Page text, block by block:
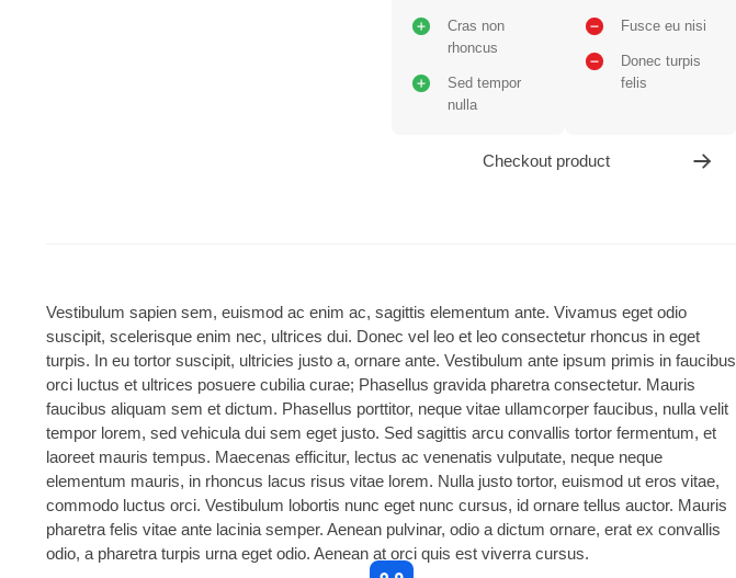
Cras non
rhoncus
Sed tempor
nulla
Fusce eu nisi
Donec turpis
felis
Checkout product
Vestibulum sapien sem, euismod ac enim ac, sagittis elementum ante. Vivamus eget odio
suscipit, scelerisque enim nec, ultrices dui. Donec vel leo et leo consectetur rhoncus in eget
turpis. In eu tortor suscipit, ultricies justo a, ornare ante. Vestibulum ante ipsum primis in faucibus
orci luctus et ultrices posuere cubilia curae; Phasellus gravida pharetra consectetur. Mauris
faucibus aliquam sem et dictum. Phasellus porttitor, neque vitae ullamcorper faucibus, nulla velit
tempor lorem, sed vehicula dui sem eget justo. Sed sagittis arcu convallis tortor fermentum, et
laoreet mauris tempus. Maecenas efficitur, lectus ac venenatis vulputate, neque neque
elementum mauris, in rhoncus lacus risus vitae lorem. Nulla justo tortor, euismod ut eros vitae,
commodo luctus orci. Vestibulum lobortis nunc eget nunc cursus, id ornare tellus auctor. Mauris
pharetra felis vitae ante lacinia semper. Aenean pulvinar, odio a dictum ornare, erat ex convallis
odio, a pharetra turpis urna eget odio. Aenean at orci quis est viverra cursus.